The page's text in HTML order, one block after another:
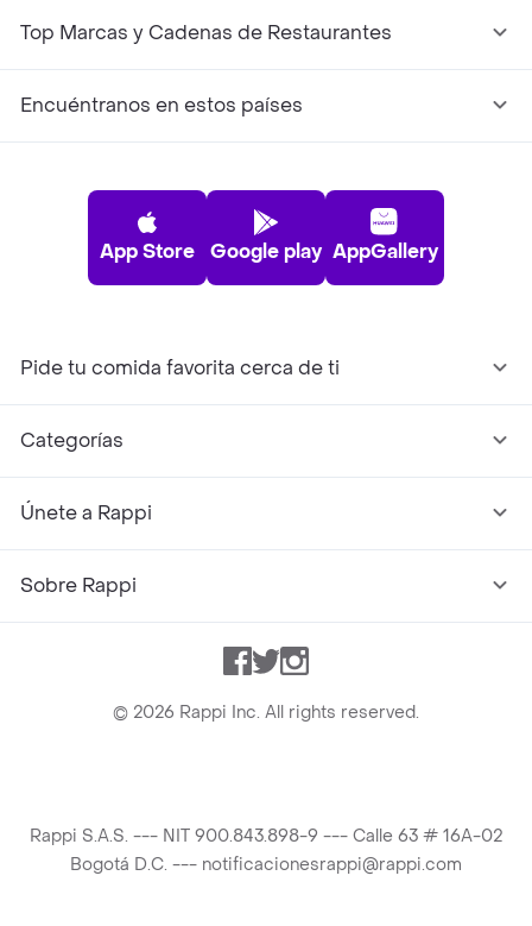
Top Marcas y Cadenas de Restaurantes
Encuéntranos en estos países
App Store Google play AppGallery
Pide tu comida favorita cerca de ti
Categorías
Únete a Rappi
Sobre Rappi
Facebook
TwitterInstagram
© 2026 Rappi Inc. All rights reserved.
Rappi S.A.S. --- NIT 900.843.898-9 --- Calle 63 # 16A-02
Bogotá D.C. --- notificacionesrappi@rappi.com